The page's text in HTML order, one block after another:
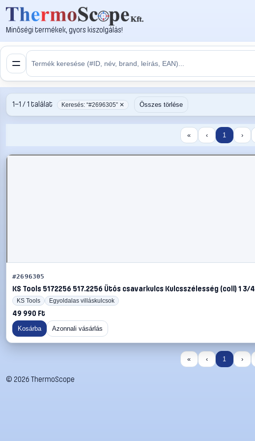
Minőségi termékek, gyors kiszolgálás!
1–1 / 1 találat Keresés: “#2696305” ✕ Összes törlése
« ‹ 1 ›
#2696305
KS Tools 5172256 517.2256 Ütős csavarkulcs Kulcsszélesség (coll) 1 3/4
KS Tools Egyoldalas villáskulcsok
49 990 Ft
Kosárba Azonnali vásárlás
« ‹ 1 ›
© 2026 ThermoScope